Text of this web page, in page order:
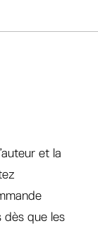
et la
dès que les